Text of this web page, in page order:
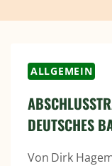
ALLGEMEIN
EUTSCHES
Von Dirk